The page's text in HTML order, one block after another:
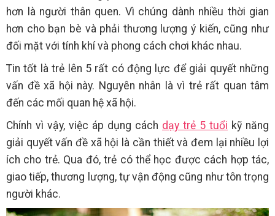
hơn là người thân quen. Vì chúng dành nhiều thời gian
hơn cho bạn bè và phải thương lượng ý kiến, cũng như
đối mặt với tính khí và phong cách chơi khác nhau.
Tin tốt là trẻ lên 5 rất có động lực để giải quyết những
vấn đề xã hội này. Nguyên nhân là vì trẻ rất quan tâm
đến các mối quan hệ xã hội.
Chính vì vậy, việc áp dụng cách dạy trẻ 5 tuổi kỹ năng
giải quyết vấn đề xã hội là cần thiết và đem lại nhiều lợi
ích cho trẻ. Qua đó, trẻ có thể học được cách hợp tác,
giao tiếp, thương lượng, tự vận động cũng như tôn trọng
người khác.